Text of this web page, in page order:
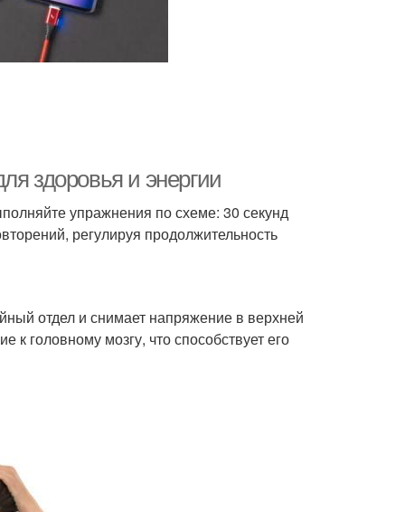
здоровья и энергии
упражнения по схеме: 30 секунд
регулируя продолжительность
отдел и снимает напряжение в верхней
головному мозгу, что способствует его